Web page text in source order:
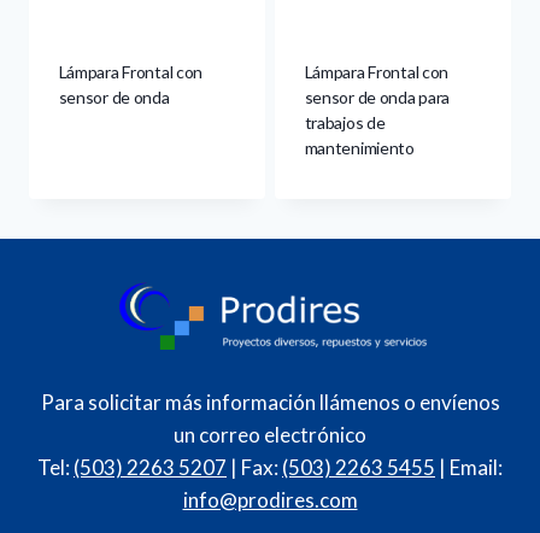
Lámpara Frontal con
sensor de onda
Lámpara Frontal con
sensor de onda para
trabajos de
mantenimiento
Para solicitar más información llámenos o envíenos
un correo electrónico
Tel:(503) 2263 5207 | Fax:(503) 2263 5455 | Email:
info@prodires.com